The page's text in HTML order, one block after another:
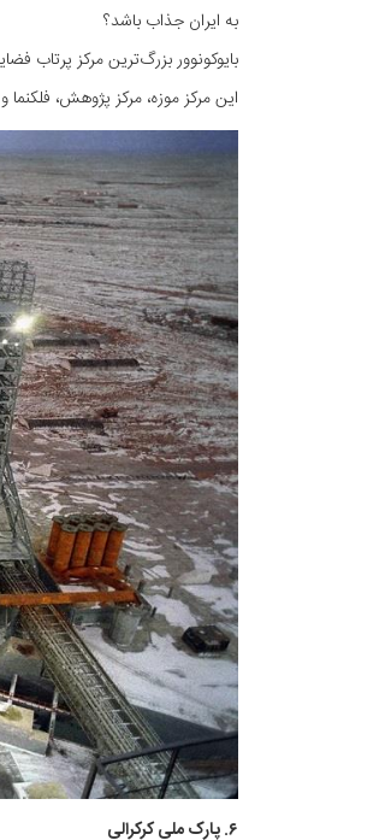
به ایران جذاب باشد؟
بایوکونوور بزرگ‌ترین مرکز پرتاب
این مرکز موزه، مرکز پژوهش،
۶. پارک ملی کرکرالی